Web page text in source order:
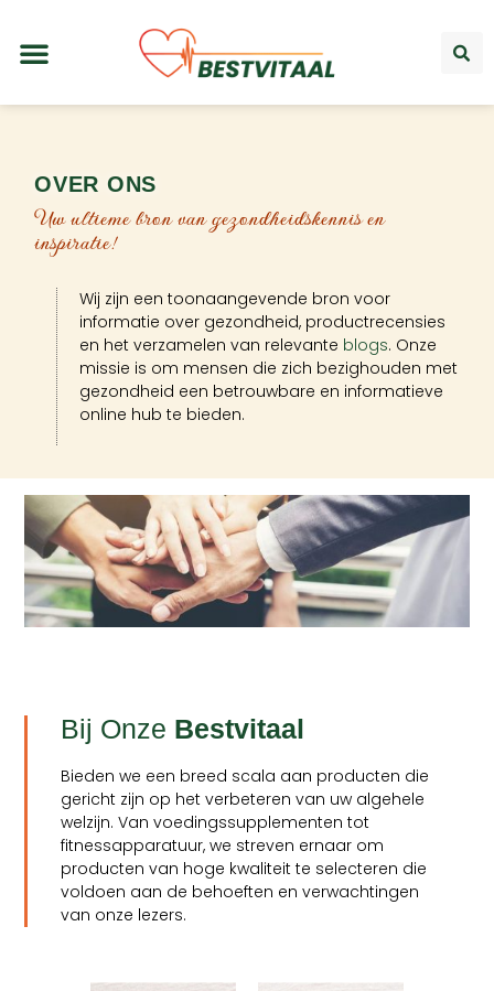
OVER ONS
Uw ultieme bron van gezondheidskennis en
inspiratie!
Wij zijn een toonaangevende bron voor
informatie over gezondheid, productrecensies
en het verzamelen van relevante blogs. Onze
missie is om mensen die zich bezighouden met
gezondheid een betrouwbare en informatieve
online hub te bieden.
Bij Onze Bestvitaal
Bieden we een breed scala aan producten die
gericht zijn op het verbeteren van uw algehele
welzijn. Van voedingssupplementen tot
fitnessapparatuur, we streven ernaar om
producten van hoge kwaliteit te selecteren die
voldoen aan de behoeften en verwachtingen
van onze lezers.